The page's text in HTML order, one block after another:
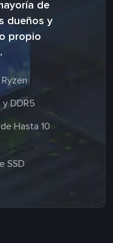
de
dueños y
propio
y DDR5
Hasta 10
SSD